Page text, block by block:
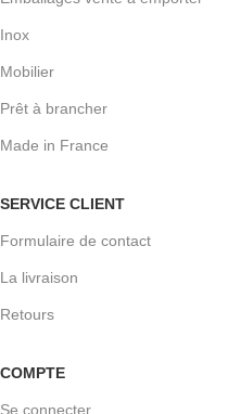
Inox
Mobilier
Prêt à brancher
Made in France
SERVICE CLIENT
Formulaire de contact
La livraison
Retours
COMPTE
Se connecter